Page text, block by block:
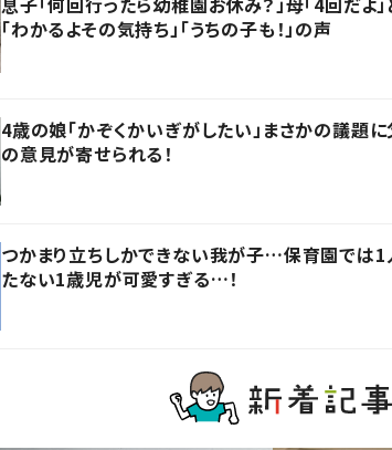
「わかるよその気持ち」「うちの子も！」の声
4歳の娘「かぞくかいぎがしたい」まさかの議題
の意見が寄せられる！
つかまり立ちしかできない我が子…保育園では1
たない1歳児が可愛すぎる…！